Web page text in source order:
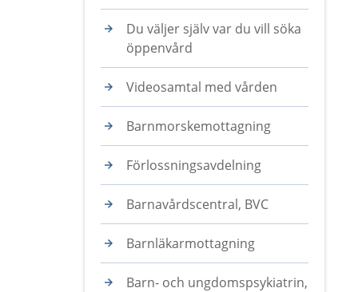
Du väljer själv var du vill söka
öppenvård
Videosamtal med vården
Barnmorskemottagning
Förlossningsavdelning
Barnavårdscentral, BVC
Barnläkarmottagning
Barn- och ungdomspsykiatrin,